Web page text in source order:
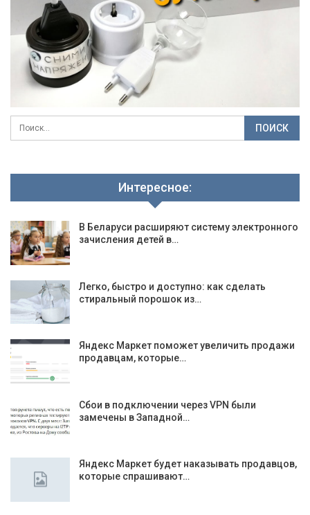
Интересное:
В Беларуси расширяют систему электронного
зачисления детей в…
Легко, быстро и доступно: как сделать
стиральный порошок из…
Яндекс Маркет поможет увеличить продажи
продавцам, которые…
Сбои в подключении через VPN были
замечены в Западной…
Яндекс Маркет будет наказывать продавцов,
которые спрашивают…